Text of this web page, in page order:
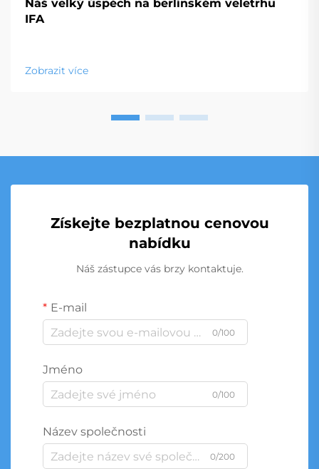
Náš velký úspěch na berlínském veletrhu
IFA
Zobrazit více
Získejte bezplatnou cenovou
nabídku
Náš zástupce vás brzy kontaktuje.
E-mail
0/100
Jméno
0/100
Název společnosti
0/200